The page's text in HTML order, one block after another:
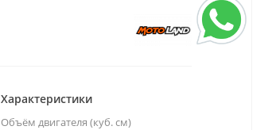
Характеристики
Объём двигателя (куб. см)